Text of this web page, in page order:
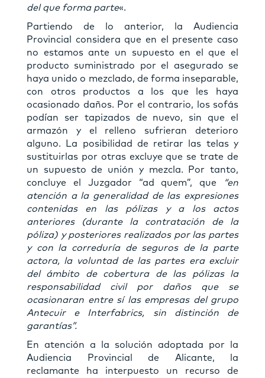
del que forma parte«.
Partiendo de lo anterior, la Audiencia
Provincial considera que en el presente caso
no estamos ante un supuesto en el que el
producto suministrado por el asegurado se
haya unido o mezclado, de forma inseparable,
con otros productos a los que les haya
ocasionado daños. Por el contrario, los sofás
podían ser tapizados de nuevo, sin que el
armazón y el relleno sufrieran deterioro
alguno. La posibilidad de retirar las telas y
sustituirlas por otras excluye que se trate de
un supuesto de unión y mezcla. Por tanto,
concluye el Juzgador “ad quem”, que “en
atención a la generalidad de las expresiones
contenidas en las pólizas y a los actos
anteriores (durante la contratación de la
póliza) y posteriores realizados por las partes
y con la correduría de seguros de la parte
actora, la voluntad de las partes era excluir
del ámbito de cobertura de las pólizas la
responsabilidad civil por daños que se
ocasionaran entre sí las empresas del grupo
Antecuir e Interfabrics, sin distinción de
garantías”.
En atención a la solución adoptada por la
Audiencia Provincial de Alicante, la
reclamante ha interpuesto un recurso de